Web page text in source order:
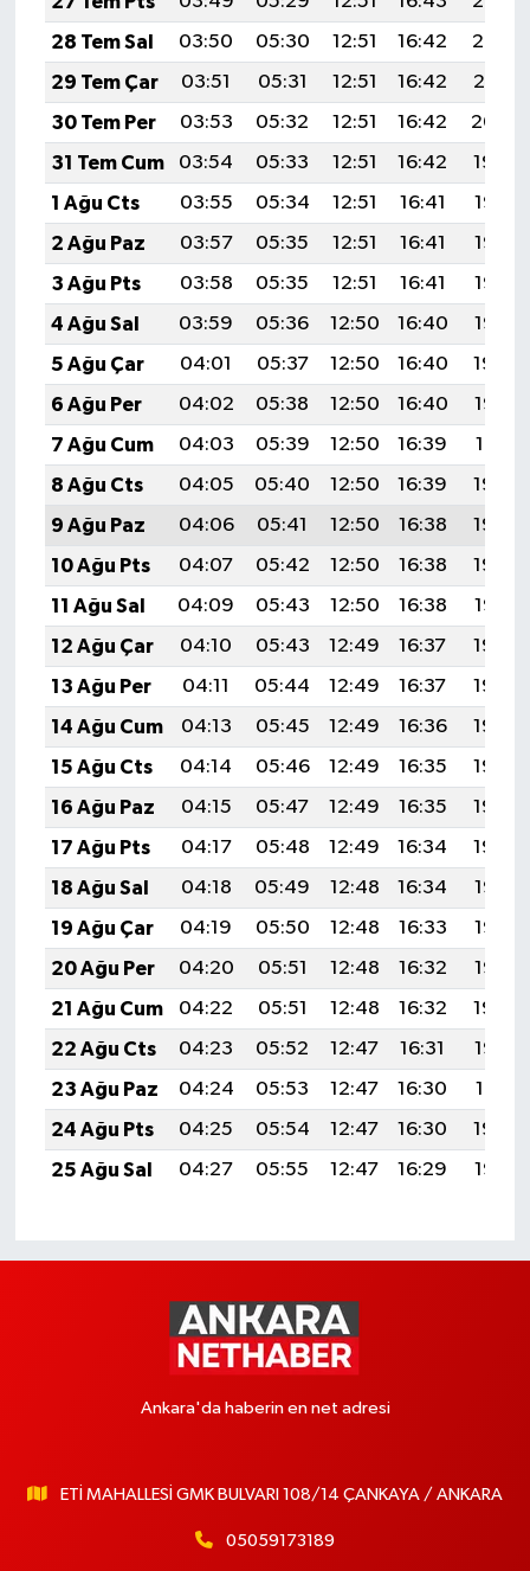
28 Tem Sal
03:50 05:30 12:51 16:42
20:02
29 Tem Çar
03:51 05:31 12:51 16:42
20:01
30 Tem Per
03:53 05:32 12:51 16:42
20:00
31 Tem Cum
03:54 05:33 12:51 16:42
19:59
1 Ağu Cts
03:55 05:34 12:51 16:41
19:58
2 Ağu Paz
03:57 05:35 12:51 16:41
19:57
3 Ağu Pts
03:58 05:35 12:51 16:41
19:56
4 Ağu Sal
03:59 05:36 12:50 16:40
19:55
5 Ağu Çar
04:01 05:37 12:50 16:40
19:54
6 Ağu Per
04:02 05:38 12:50 16:40
19:53
7 Ağu Cum
04:03 05:39 12:50 16:39
19:51
8 Ağu Cts
04:05 05:40 12:50 16:39
19:50
9 Ağu Paz
04:06 05:41 12:50 16:38
19:49
10 Ağu Pts
04:07 05:42 12:50 16:38
19:48
11 Ağu Sal
04:09 05:43 12:50 16:38
19:47
12 Ağu Çar
04:10 05:43 12:49 16:37
19:46
13 Ağu Per
04:11 05:44 12:49 16:37
19:44
14 Ağu Cum
04:13 05:45 12:49 16:36
19:43
15 Ağu Cts
04:14 05:46 12:49 16:35
19:42
16 Ağu Paz
04:15 05:47 12:49 16:35
19:40
17 Ağu Pts
04:17 05:48 12:49 16:34
19:39
18 Ağu Sal
04:18 05:49 12:48 16:34
19:38
19 Ağu Çar
04:19 05:50 12:48 16:33
19:36
20 Ağu Per
04:20 05:51 12:48 16:32
19:35
21 Ağu Cum
04:22 05:51 12:48 16:32
19:34
22 Ağu Cts
04:23 05:52 12:47 16:31
19:32
23 Ağu Paz
04:24 05:53 12:47 16:30
19:31
24 Ağu Pts
04:25 05:54 12:47 16:30
19:30
25 Ağu Sal
04:27 05:55 12:47 16:29 19:28
Ankara'da haberin en net adresi
ETİ MAHALLESİ GMK BULVARI 108/14 ÇANKAYA / ANKARA
05059173189